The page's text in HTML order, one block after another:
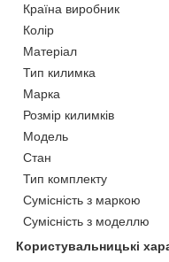
Країна виробник
Колір
Матеріал
Тип килимка
Марка
Розмір килимків
Модель
Стан
Тип комплекту
Сумісність з маркою
Сумісність з моделлю
Користувальницькі